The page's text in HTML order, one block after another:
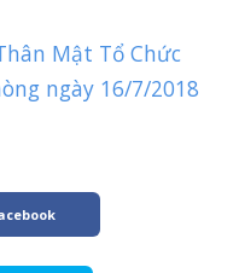
Mật Tổ Chức
ngày 16/7/2018